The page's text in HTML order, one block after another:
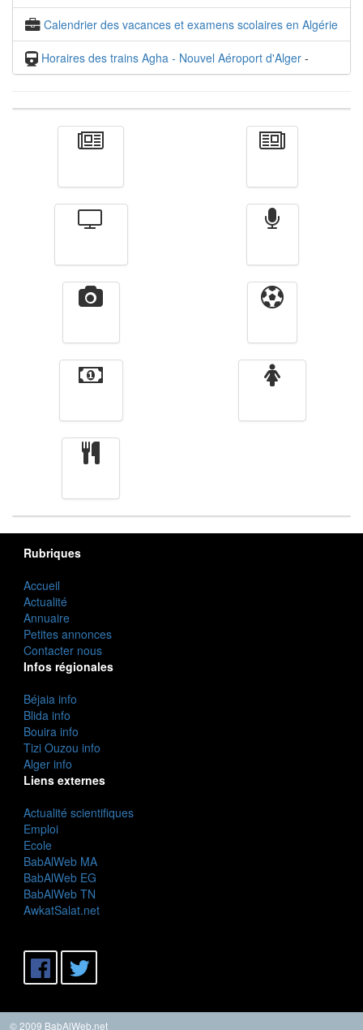
Calendrier des vacances et examens scolaires en Algérie
Horaires des trains Agha - Nouvel Aéroport d'Alger -
Rubriques
Accueil
Actualité
Annuaire
Petites annonces
Contacter nous
Infos régionales
Béjaia info
Blida info
Bouira info
Tizi Ouzou info
Alger info
Liens externes
Actualité scientifiques
Emploi
Ecole
BabAlWeb MA
BabAlWeb EG
BabAlWeb TN
AwkatSalat.net
© 2009 BabAlWeb.net